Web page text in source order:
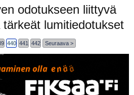
odotukseen liittyvä
lumitiedotukset
440 441 442 Seuraava >